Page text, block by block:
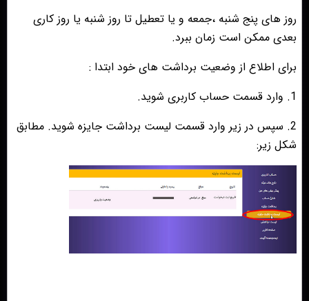
روز های پنج شنبه ،جمعه و یا تعطیل تا روز شنبه یا روز کاری
بعدی ممکن است زمان ببرد.
برای اطلاع از وضعیت برداشت های خود ابتدا :
1. وارد قسمت حساب کاربری شوید.
2. سپس در زیر وارد قسمت لیست برداشت جایزه شوید. مطابق
شکل زیر: